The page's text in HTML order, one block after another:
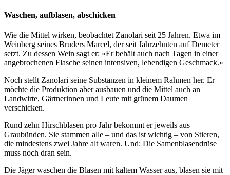
Waschen, aufblasen, abschicken
Wie die Mittel wirken, beobachtet Zanolari seit 25 Jahren. Etwa im
Weinberg seines Bruders Marcel, der seit Jahrzehnten auf Demeter
setzt. Zu dessen Wein sagt er: «Er behält auch nach Tagen in einer
angebrochenen Flasche seinen intensiven, lebendigen Geschmack.»
Noch stellt Zanolari seine Substanzen in kleinem Rahmen her. Er
möchte die Produktion aber ausbauen und die Mittel auch an
Landwirte, Gärtnerinnen und Leute mit grünem Daumen
verschicken.
Rund zehn Hirschblasen pro Jahr bekommt er jeweils aus
Graubünden. Sie stammen alle – und das ist wichtig – von Stieren,
die mindestens zwei Jahre alt waren. Und: Die Samenblasendrüse
muss noch dran sein.
Die Jäger waschen die Blasen mit kaltem Wasser aus, blasen sie mit